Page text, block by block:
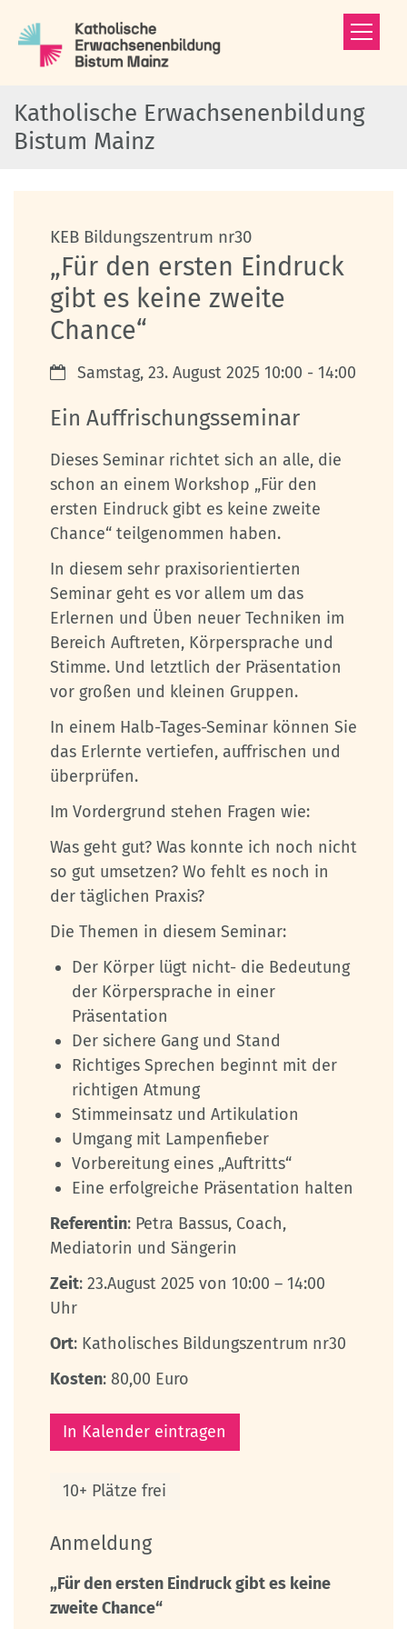
Katholische Erwachsenenbildung
Bistum Mainz
KEB Bildungszentrum nr30:
„Für den ersten Eindruck
gibt es keine zweite
Chance“
Datum:Samstag, 23. August 2025 10:00 - 14:00
Ein Auffrischungsseminar
Dieses Seminar richtet sich an alle, die
schon an einem Workshop „Für den
ersten Eindruck gibt es keine zweite
Chance“ teilgenommen haben.
In diesem sehr praxisorientierten
Seminar geht es vor allem um das
Erlernen und Üben neuer Techniken im
Bereich Auftreten, Körpersprache und
Stimme. Und letztlich der Präsentation
vor großen und kleinen Gruppen.
In einem Halb-Tages-Seminar können Sie
das Erlernte vertiefen, auffrischen und
überprüfen.
Im Vordergrund stehen Fragen wie:
Was geht gut? Was konnte ich noch nicht
so gut umsetzen? Wo fehlt es noch in
der täglichen Praxis?
Die Themen in diesem Seminar:
Der Körper lügt nicht- die Bedeutung
der Körpersprache in einer
Präsentation
Der sichere Gang und Stand
Richtiges Sprechen beginnt mit der
richtigen Atmung
Stimmeinsatz und Artikulation
Umgang mit Lampenfieber
Vorbereitung eines „Auftritts“
Eine erfolgreiche Präsentation halten
Referentin: Petra Bassus, Coach,
Mediatorin und Sängerin
Zeit: 23.August 2025 von 10:00 – 14:00
Uhr
Ort: Katholisches Bildungszentrum nr30
Kosten: 80,00 Euro
In Kalender eintragen
10+ Plätze frei
Anmeldung
„Für den ersten Eindruck gibt es keine
zweite Chance“